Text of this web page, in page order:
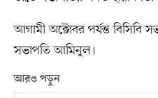
আগামী অক্টোবর পর্যন্ত বিসিবি
সভাপতি আমিনুল।
আরও পড়ুন